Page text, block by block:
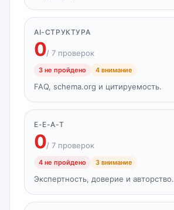
AI-СТРУКТУРА
0/ 7 проверок
3 не пройдено 4 внимание
FAQ, schema.org и цитируемость.
E-E-A-T
0/ 7 проверок
4 не пройдено 3 внимание
Экспертность, доверие и авторство.